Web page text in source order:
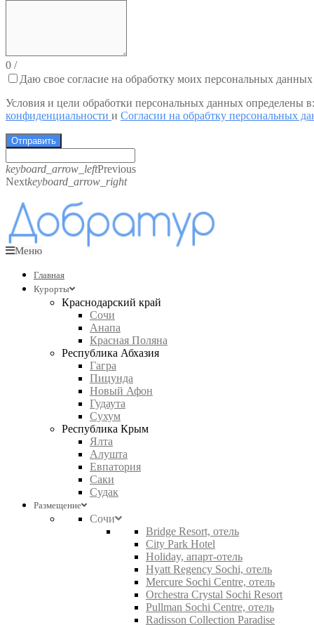
0 /
Даю свое согласие на обработку моих персональных данных
Условия и цели обработки персональных данных определены
конфиденциальности и Согласии на обрабтку персональных
Отправить
keyboard_arrow_leftPrevious
Nextkeyboard_arrow_right
Меню
Главная
Курорты
Краснодарский край
Сочи
Анапа
Красная Поляна
Республика Абхазия
Гагра
Пицунда
Новый Афон
Гудаута
Сухум
Республика Крым
Ялта
Алушта
Евпатория
Саки
Судак
Размещение
Сочи
Bridge Resort, отель
City Park Hotel
Holiday, апарт-отель
Hyatt Regency Sochi, отель
Mercure Sochi Centre, отель
Orchestra Crystal Sochi Resort
Pullman Sochi Centre, отель
Radisson Collection Paradise